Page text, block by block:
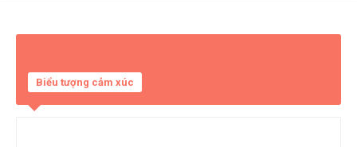
Biểu tượng cảm xúc